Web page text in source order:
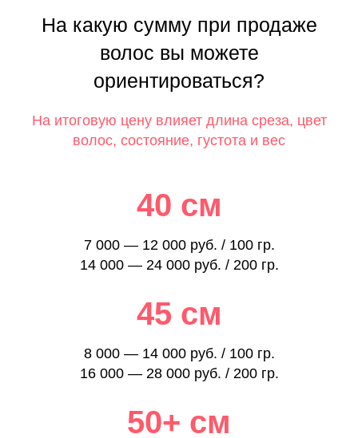
На какую сумму при продаже
волос вы можете
ориентироваться?
На итоговую цену влияет длина среза, цвет
волос, состояние, густота и вес
40 см
7 000 — 12 000 руб. / 100 гр.
14 000 — 24 000 руб. / 200 гр.
45 см
8 000 — 14 000 руб. / 100 гр.
16 000 — 28 000 руб. / 200 гр.
50+ см